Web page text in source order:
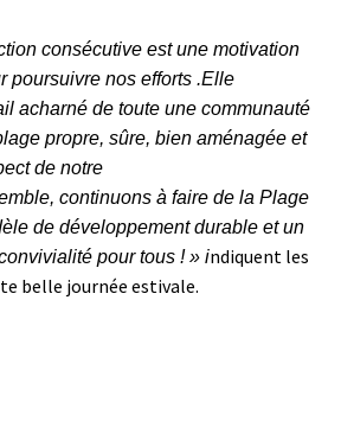
consécutive est une motivation
poursuivre nos efforts .Elle
acharné de toute une communauté
propre, sûre, bien aménagée et
de notre
continuons à faire de la Plage
de développement durable et un
pour tous ! » indiquent les
belle journée estivale.